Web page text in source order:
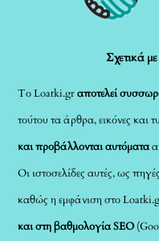
Σχετικά
Το Loatki.grαποτελεί
τούτου τα άρθρα, εικόνες και
και προβάλλονται αυτόματα
Οι ιστοσελίδες αυτές, ως
καθώς η εμφάνιση στο
και στη βαθμολογία SEO